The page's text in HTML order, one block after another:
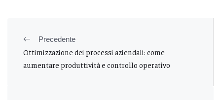
Precedente
Ottimizzazione dei processi aziendali: come
aumentare produttività e controllo operativo